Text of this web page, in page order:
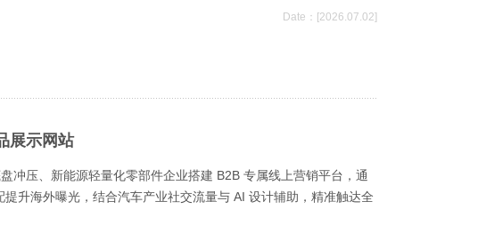
Date：[2026.07.02]
展示网站
冲压、新能源轻量化零部件企业搭建 B2B 专属线上营销平台，通
升海外曝光，结合汽车产业社交流量与 AI 设计辅助，精准触达全